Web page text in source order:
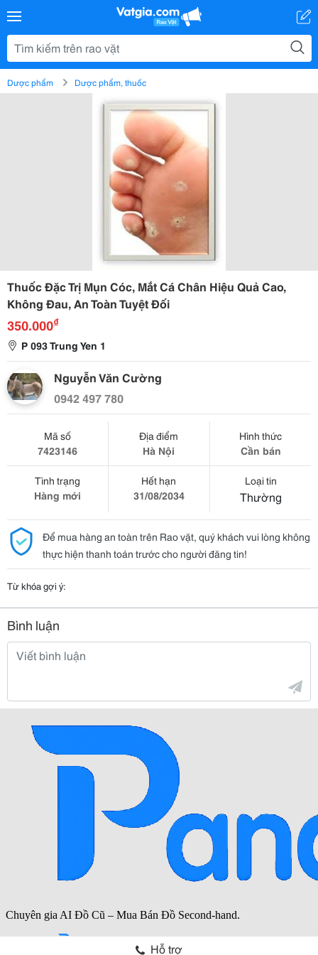
Dược phẩm Dược phẩm, thuốc
Thuốc Đặc Trị Mụn Cóc, Mắt Cá Chân Hiệu Quả Cao,
Không Đau, An Toàn Tuyệt Đối
350.000₫
P 093 Trung Yen 1
Nguyễn Văn Cường
0942 497 780
Mã số
7423146
Địa điểm
Hà Nội
Hình thức
Cần bán
Tình trạng
Hàng mới
Hết hạn
31/08/2034
Loại tin
Thường
Để mua hàng an toàn trên Rao vặt, quý khách vui lòng không
thực hiện thanh toán trước cho người đăng tin!
Từ khóa gợi ý:
Bình luận
Hỗ trợ